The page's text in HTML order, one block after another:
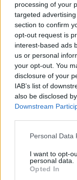
processing of your
targeted
section to confirm
opt-out request is
interest-based ads
us or personal
your opt-out. You
disclosure of your
IAB’s list of
also be disclosed
Downstream
Please note that
not limited to your
grant or deny
use your data for
Personal Data
I want to opt-
personal data.
Opted In
F
a
ce
b
o
o
k
T
w
it
te
r
NOTIZIE RECENTI
in
pe…